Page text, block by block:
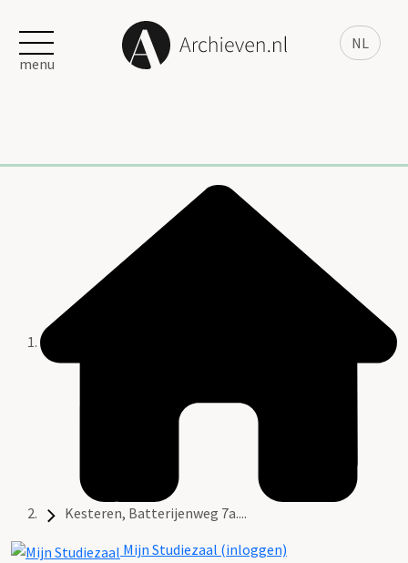
NL
menu
Kesteren, Batterijenweg 7a....
Mijn Studiezaal (inloggen)